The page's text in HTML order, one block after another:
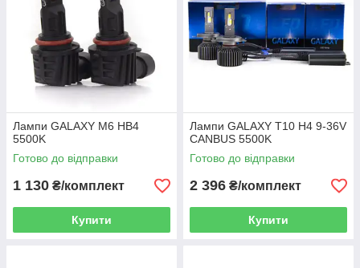
Лампи GALAXY M6 HB4
5500K
Готово до відправки
1 130 ₴/комплект
Купити
Лампи GALAXY T10 H4 9-36V
CANBUS 5500K
Готово до відправки
2 396 ₴/комплект
Купити